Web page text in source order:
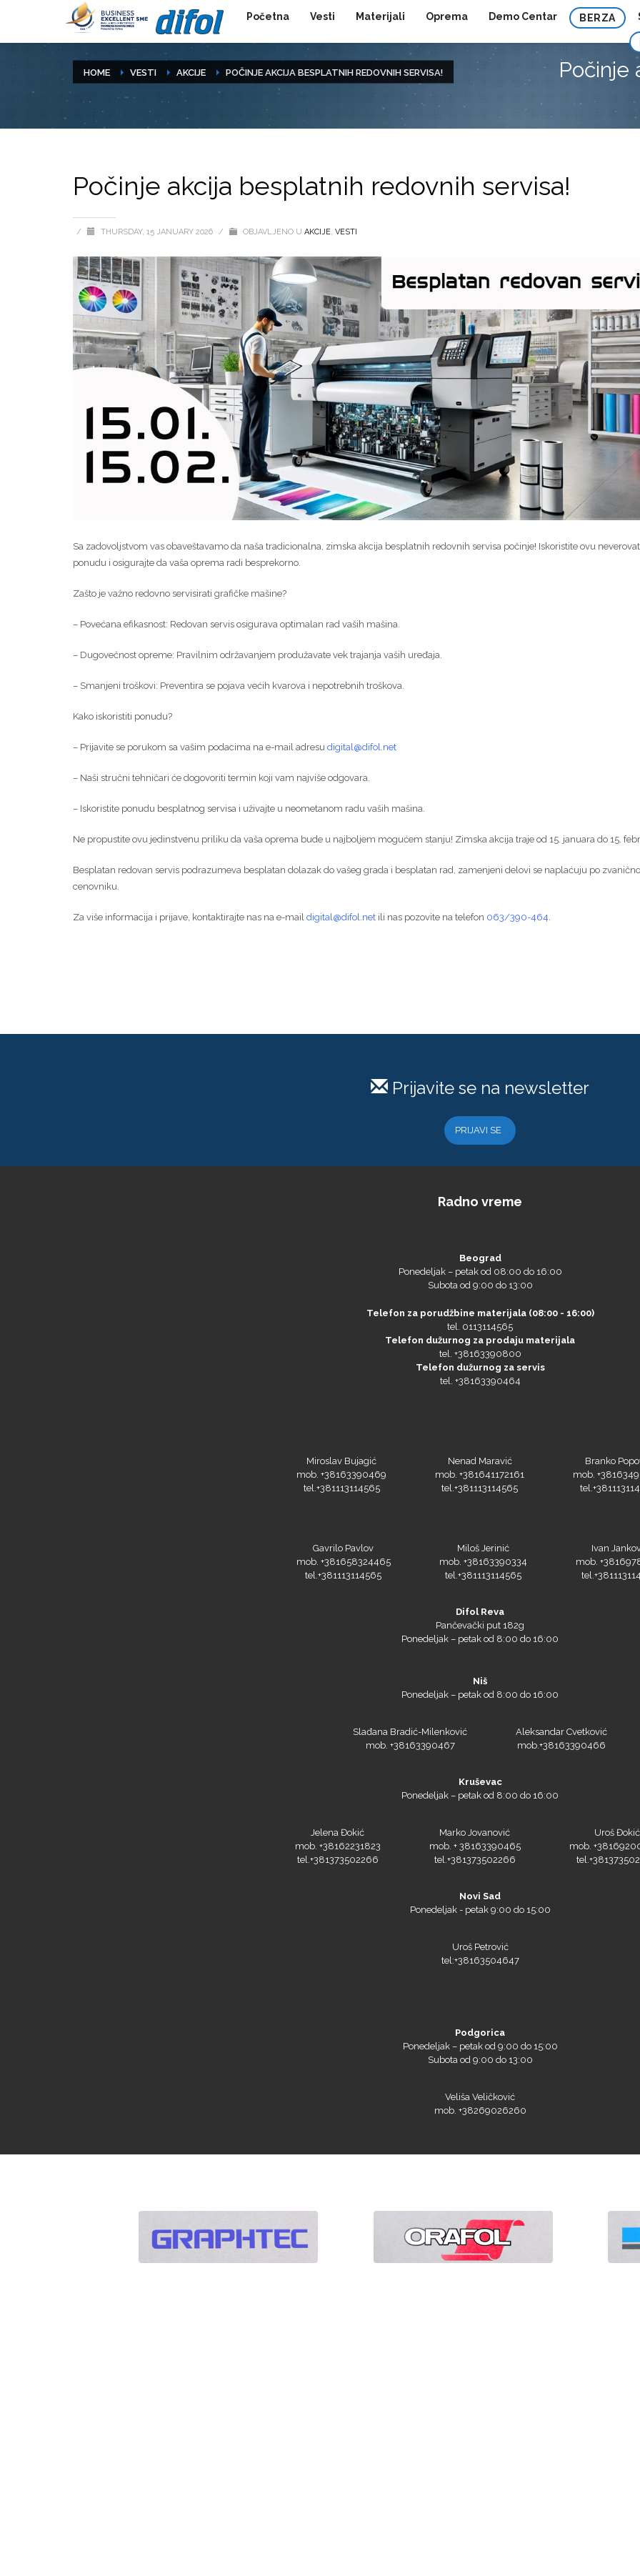
Početna Vesti Materijali Oprema Demo Centar BERZA
HOME VESTI AKCIJE POČINJE AKCIJA BESPLATNIH REDOVNIH SERVISA!
Počinje
Počinje akcija besplatnih redovnih servisa!
/ THURSDAY, 15 JANUARY 2026 / OBJAVLJENO U AKCIJE, VESTI
Sa zadovoljstvom vas obaveštavamo da naša tradicionalna, zimska akcija besplatnih redovnih servisa počinje! Iskoristite ovu
ponudu i osigurajte da vaša oprema radi besprekorno.
Zašto je važno redovno servisirati grafičke mašine?
– Povećana efikasnost: Redovan servis osigurava optimalan rad vaših mašina.
– Dugovečnost opreme: Pravilnim održavanjem produžavate vek trajanja vaših uređaja.
– Smanjeni troškovi: Preventira se pojava većih kvarova i nepotrebnih troškova.
Kako iskoristiti ponudu?
– Prijavite se porukom sa vašim podacima na e-mail adresu digital@difol.net
– Naši stručni tehničari će dogovoriti termin koji vam najviše odgovara.
– Iskoristite ponudu besplatnog servisa i uživajte u neometanom radu vaših mašina.
Ne propustite ovu jedinstvenu priliku da vaša oprema bude u najboljem mogućem stanju! Zimska akcija traje od 15. januara do 15.
Besplatan redovan servis podrazumeva besplatan dolazak do vašeg grada i besplatan rad, zamenjeni delovi se naplaćuju po
cenovniku.
Za više informacija i prijave, kontaktirajte nas na e-mail digital@difol.net ili nas pozovite na telefon 063/390-464.
Prijavite se na newsletter
PRIJAVI SE
Radno vreme
Beograd
Ponedeljak – petak od 08:00 do 16:00
Subota od 9:00 do 13:00
Telefon za porudžbine materijala (08:00 - 16:00)
tel. 0113114565
Telefon dužurnog za prodaju materijala
tel. +38163390800
Telefon dužurnog za servis
tel. +38163390464
Miroslav Bujagić
mob. +38163390469
tel.+381113114565
Nenad Maravić
mob. +381641172161
tel.+381113114565
Branko
mob.
Gavrilo Pavlov
mob. +381658324465
tel.+381113114565
Miloš Jerinić
mob. +38163390334
tel.+381113114565
Ivan
mob.
Difol Reva
Pančevački put 182g
Ponedeljak – petak od 8:00 do 16:00
Niš
Ponedeljak – petak od 8:00 do 16:00
Slađana Bradić-Milenković
mob. +38163390467
Aleksandar Cvetković
mob.+38163390466
Kruševac
Ponedeljak – petak od 8:00 do 16:00
Jelena Đokić
mob. +38162231823
tel.+381373502266
Marko Jovanović
mob. + 38163390465
tel.+381373502266
Uroš Đokić
mob.
Novi Sad
Ponedeljak - petak 9:00 do 15:00
Uroš Petrović
tel:+38163504647
Podgorica
Ponedeljak – petak od 9:00 do 15:00
Subota od 9:00 do 13:00
Veliša Veličković
mob. +38269026260